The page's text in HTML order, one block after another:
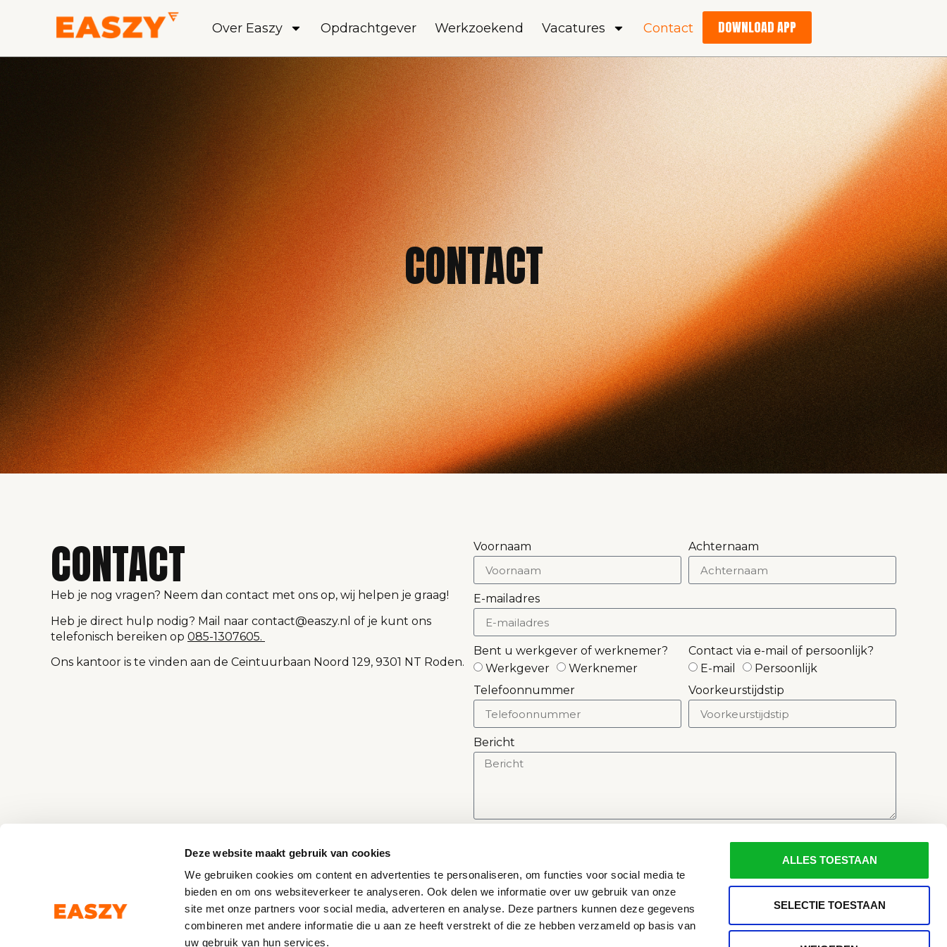
Deze website maakt gebruik van cookies
We gebruiken cookies om content en advertenties te personaliseren, om functies voor social media te
bieden en om ons websiteverkeer te analyseren. Ook delen we informatie over uw gebruik van onze
site met onze partners voor social media, adverteren en analyse. Deze partners kunnen deze gegevens
combineren met andere informatie die u aan ze heeft verstrekt of die ze hebben verzameld op basis van
uw gebruik van hun services.
ALLES TOESTAAN
SELECTIE TOESTAAN
Over Easzy Opdrachtgever Werkzoekend Vacatures Contact DOWNLOAD APP
CONTACT
CONTACT
Heb je nog vragen? Neem dan contact met ons op, wij helpen je graag!
Heb je direct hulp nodig? Mail naar contact@easzy.nl of je kunt ons
telefonisch bereiken op 085-1307605.
Ons kantoor is te vinden aan de Ceintuurbaan Noord 129, 9301 NT Roden.
Voornaam Achternaam
E-mailadres
Bent u werkgever of werknemer?
Werkgever
Werknemer
Contact via e-mail of persoonlijk?
E-mail
Persoonlijk
Telefoonnummer
Voorkeurstijdstip
Bericht
WERKNEMER VOLG ONS